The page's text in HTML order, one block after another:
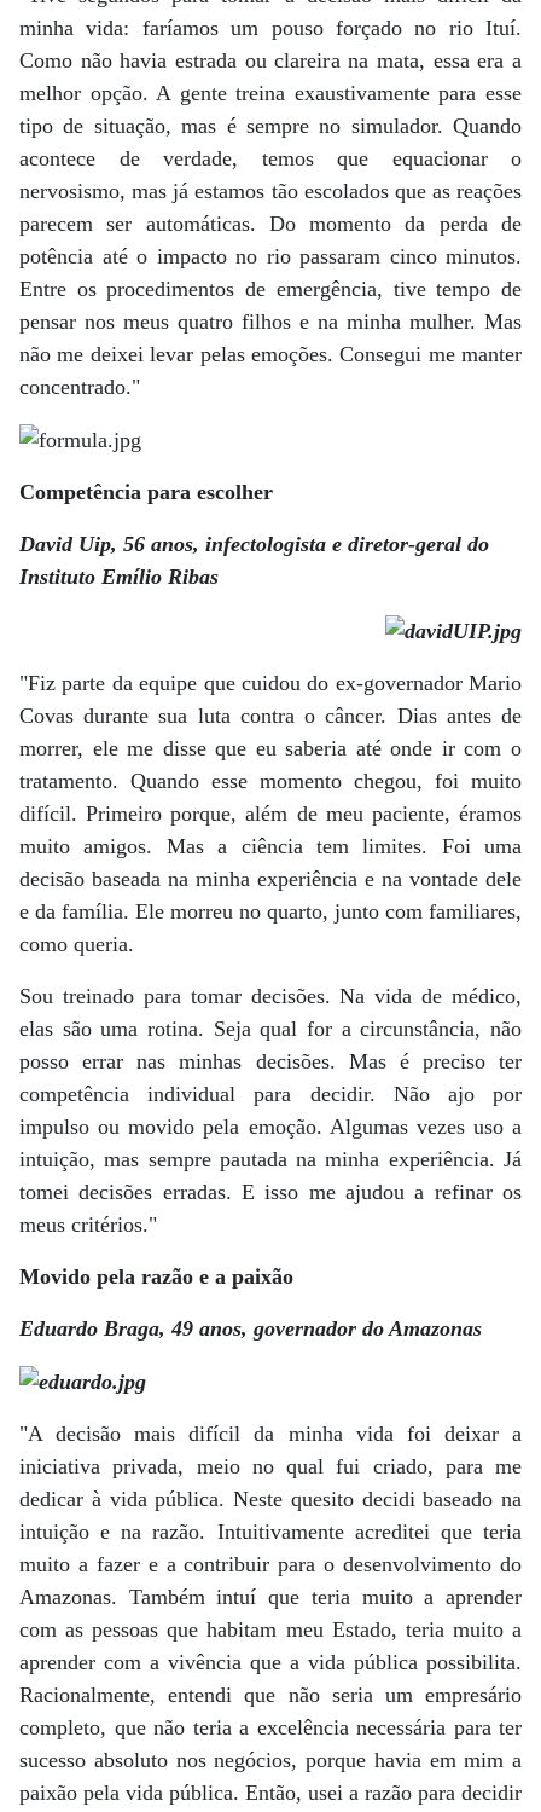
minha vida: faríamos um pouso forçado no rio Ituí.
Como não havia estrada ou clareira na mata, essa era a
melhor opção. A gente treina exaustivamente para esse
tipo de situação, mas é sempre no simulador. Quando
acontece de verdade, temos que equacionar o
nervosismo, mas já estamos tão escolados que as reações
parecem ser automáticas. Do momento da perda de
potência até o impacto no rio passaram cinco minutos.
Entre os procedimentos de emergência, tive tempo de
pensar nos meus quatro filhos e na minha mulher. Mas
não me deixei levar pelas emoções. Consegui me manter
concentrado."
Competência para escolher
David Uip, 56 anos, infectologista e diretor-geral do
Instituto Emílio Ribas
"Fiz parte da equipe que cuidou do ex-governador Mario
Covas durante sua luta contra o câncer. Dias antes de
morrer, ele me disse que eu saberia até onde ir com o
tratamento. Quando esse momento chegou, foi muito
difícil. Primeiro porque, além de meu paciente, éramos
muito amigos. Mas a ciência tem limites. Foi uma
decisão baseada na minha experiência e na vontade dele
e da família. Ele morreu no quarto, junto com familiares,
como queria.
Sou treinado para tomar decisões. Na vida de médico,
elas são uma rotina. Seja qual for a circunstância, não
posso errar nas minhas decisões. Mas é preciso ter
competência individual para decidir. Não ajo por
impulso ou movido pela emoção. Algumas vezes uso a
intuição, mas sempre pautada na minha experiência. Já
tomei decisões erradas. E isso me ajudou a refinar os
meus critérios."
Movido pela razão e a paixão
Eduardo Braga, 49 anos, governador do Amazonas
"A decisão mais difícil da minha vida foi deixar a
iniciativa privada, meio no qual fui criado, para me
dedicar à vida pública. Neste quesito decidi baseado na
intuição e na razão. Intuitivamente acreditei que teria
muito a fazer e a contribuir para o desenvolvimento do
Amazonas. Também intuí que teria muito a aprender
com as pessoas que habitam meu Estado, teria muito a
aprender com a vivência que a vida pública possibilita.
Racionalmente, entendi que não seria um empresário
completo, que não teria a excelência necessária para ter
sucesso absoluto nos negócios, porque havia em mim a
paixão pela vida pública. Então, usei a razão para decidir